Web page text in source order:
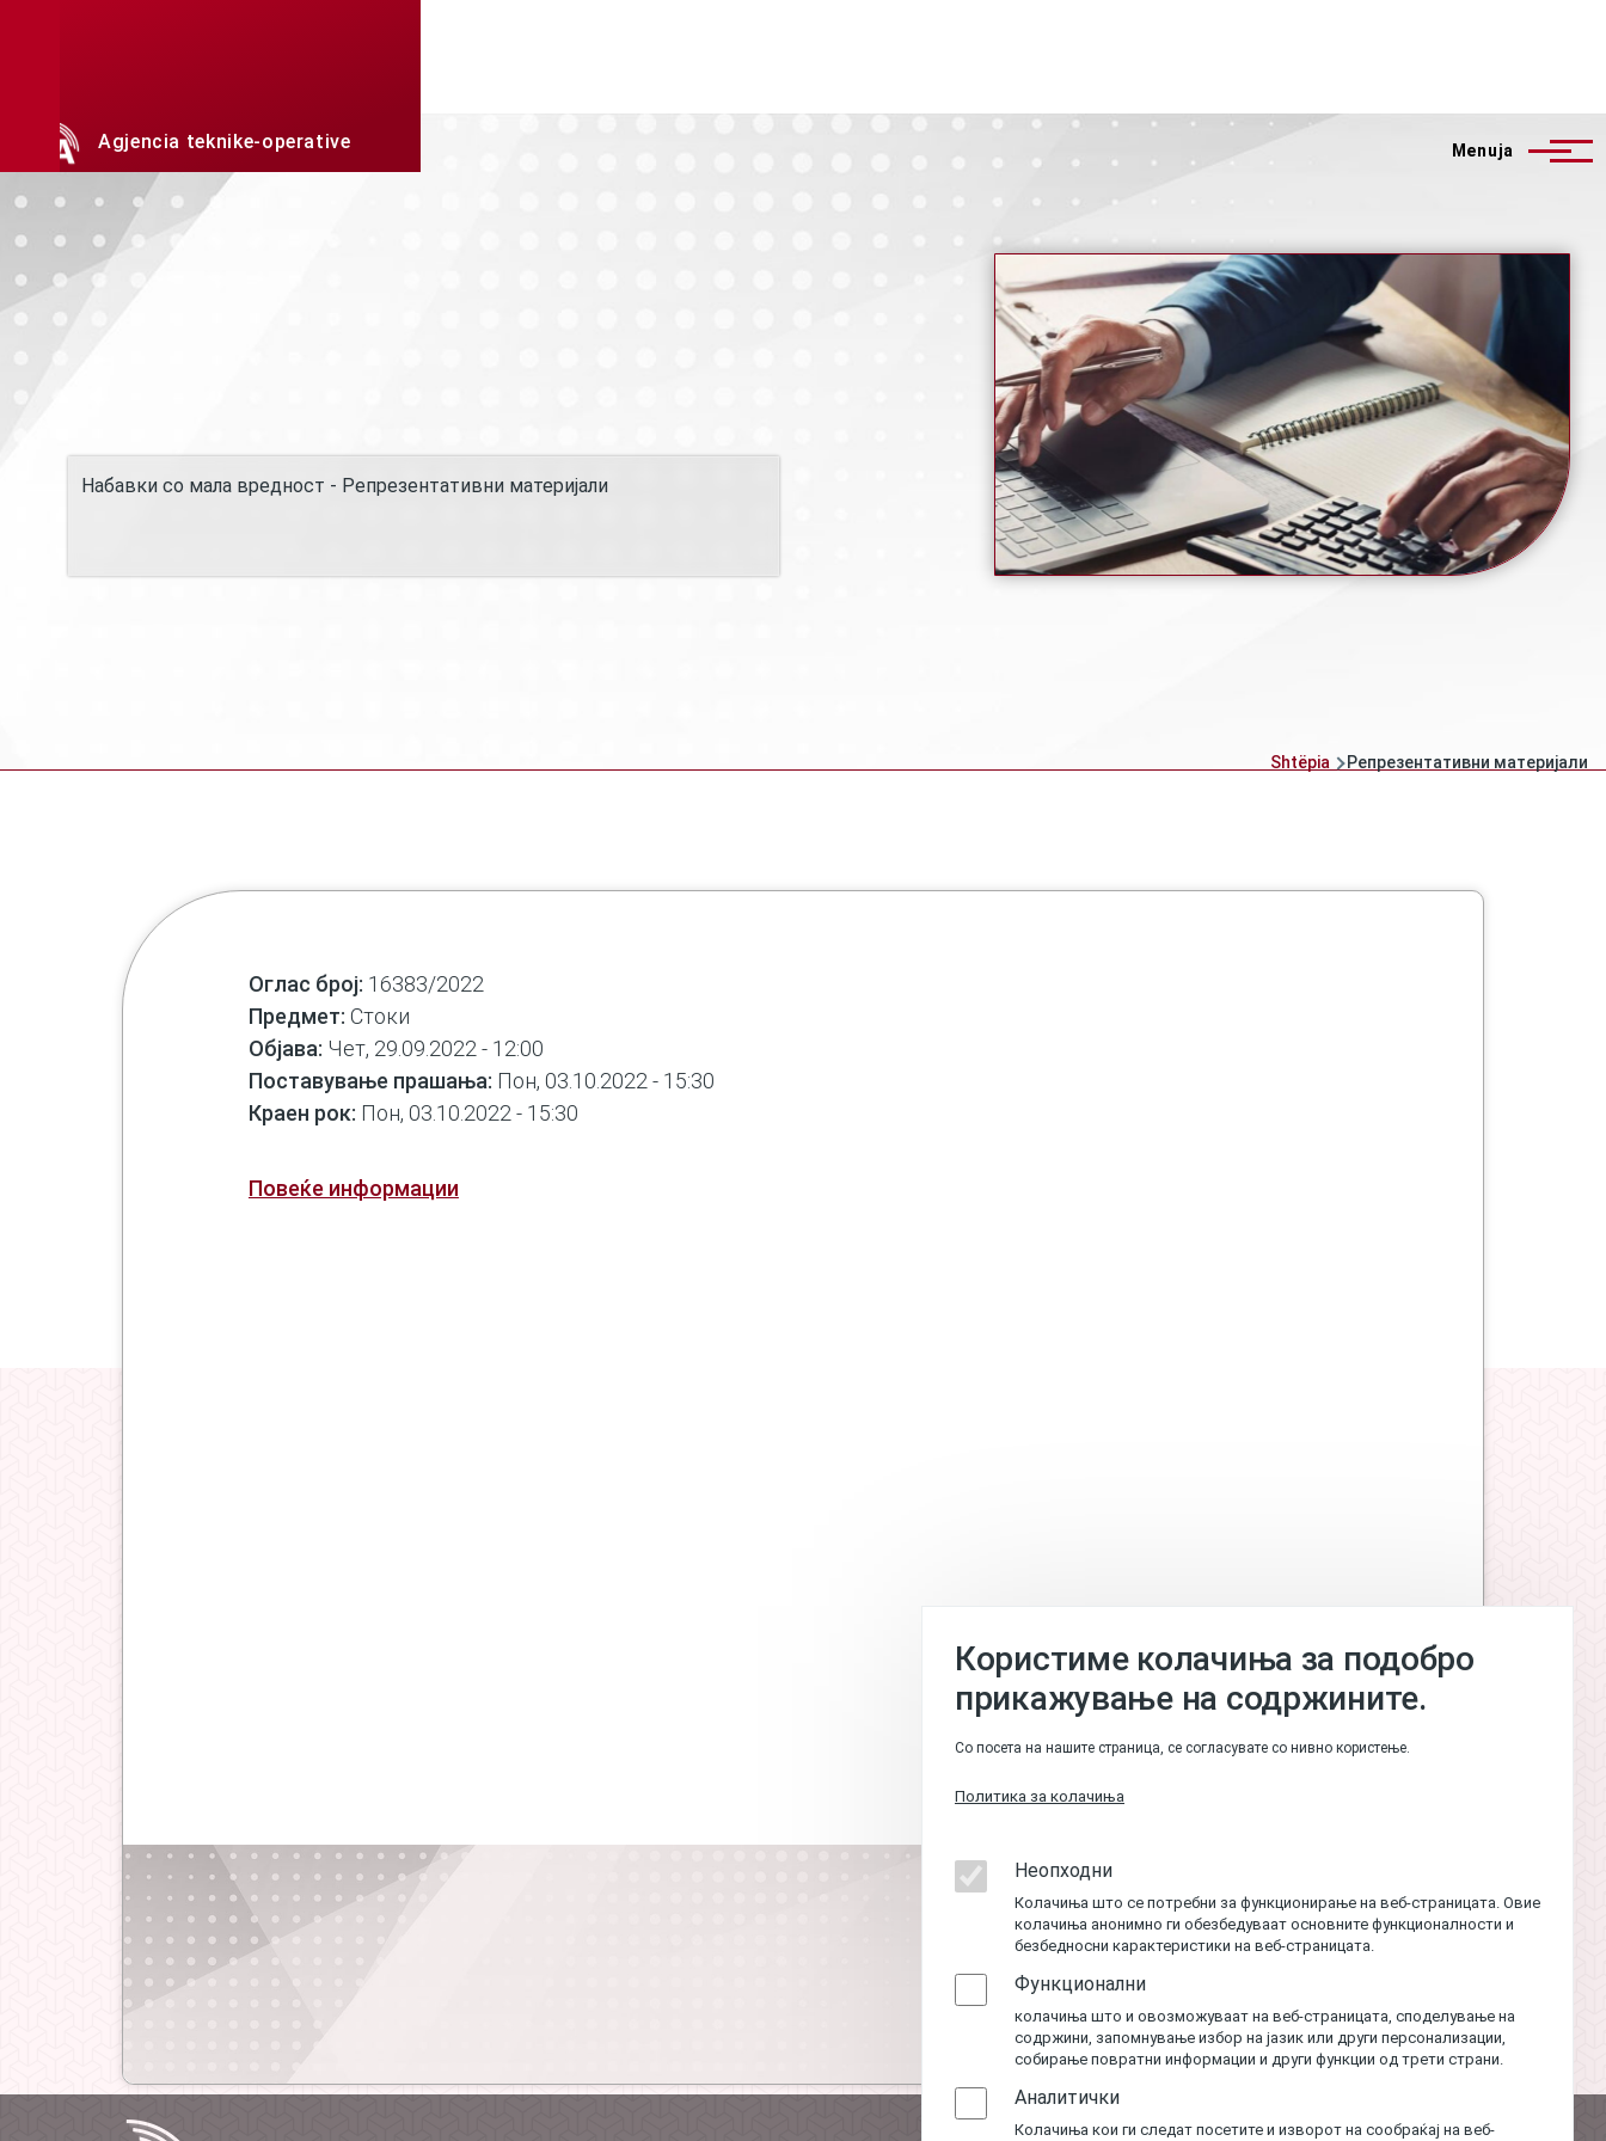
Agjencia teknike-operative Menuja
Breadcrumb Shtëpia Репрезентативни материјали
Репрезентативни материјали
Набавки со мала вредност - Репрезентативни материјали
Оглас број: 16383/2022
Предмет: Стоки
Објава: Чет, 29.09.2022 - 12:00
Поставување прашања: Пон, 03.10.2022 - 15:30
Краен рок: Пон, 03.10.2022 - 15:30
Повеќе информации
Користиме колачиња за подобро
прикажување на содржините.
Со посета на нашите страница, се согласувате со нивно користење.
Политика за колачиња
Неопходни
Колачиња што се потребни за функционирање на веб-страницата. Овие
колачиња анонимно ги обезбедуваат основните функционалности и
безбедносни карактеристики на веб-страницата.
Функционални
колачиња што и овозможуваат на веб-страницата, споделување на
содржини, запомнување избор на јазик или други персонализации,
собирање повратни информации и други функции од трети страни.
Аналитички
Колачиња кои ги следат посетите и изворот на сообраќај на веб-